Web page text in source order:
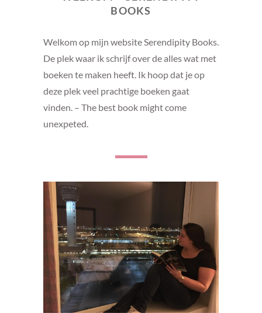
BOOKS
Welkom op mijn website Serendipity Books.
De plek waar ik schrijf over de alles wat met
boeken te maken heeft. Ik hoop dat je op
deze plek veel prachtige boeken gaat
vinden. – The best book might come
unexpeted.